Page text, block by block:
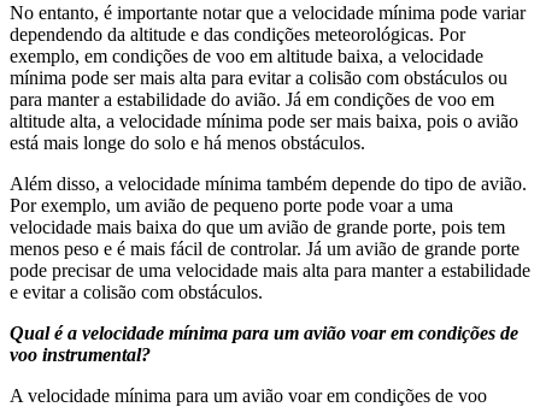
No entanto, é importante notar que a velocidade mínima pode variar
dependendo da altitude e das condições meteorológicas. Por
exemplo, em condições de voo em altitude baixa, a velocidade
mínima pode ser mais alta para evitar a colisão com obstáculos ou
para manter a estabilidade do avião. Já em condições de voo em
altitude alta, a velocidade mínima pode ser mais baixa, pois o avião
está mais longe do solo e há menos obstáculos.
Além disso, a velocidade mínima também depende do tipo de avião.
Por exemplo, um avião de pequeno porte pode voar a uma
velocidade mais baixa do que um avião de grande porte, pois tem
menos peso e é mais fácil de controlar. Já um avião de grande porte
pode precisar de uma velocidade mais alta para manter a estabilidade
e evitar a colisão com obstáculos.
Qual é a velocidade mínima para um avião voar em condições de
voo instrumental?
A velocidade mínima para um avião voar em condições de voo